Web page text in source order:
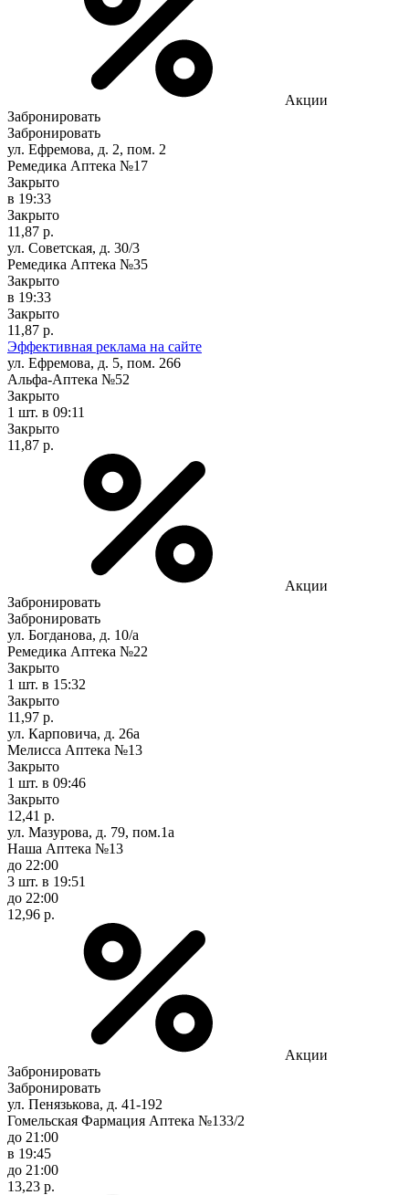
Акции
Забронировать
Забронировать
ул. Ефремова, д. 2, пом. 2
Ремедика Аптека №17
Закрыто
в 19:33
Закрыто
11,87 р.
ул. Советская, д. 30/3
Ремедика Аптека №35
Закрыто
в 19:33
Закрыто
11,87 р.
Эффективная реклама на сайте
ул. Ефремова, д. 5, пом. 266
Альфа-Аптека №52
Закрыто
1 шт. в 09:11
Закрыто
11,87 р.
Акции
Забронировать
Забронировать
ул. Богданова, д. 10/а
Ремедика Аптека №22
Закрыто
1 шт. в 15:32
Закрыто
11,97 р.
ул. Карповича, д. 26а
Мелисса Аптека №13
Закрыто
1 шт. в 09:46
Закрыто
12,41 р.
ул. Мазурова, д. 79, пом.1а
Наша Аптека №13
до 22:00
3 шт. в 19:51
до 22:00
12,96 р.
Акции
Забронировать
Забронировать
ул. Пенязькова, д. 41-192
Гомельская Фармация Аптека №133/2
до 21:00
в 19:45
до 21:00
13,23 р.